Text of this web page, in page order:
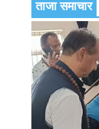
ताजा समाचार